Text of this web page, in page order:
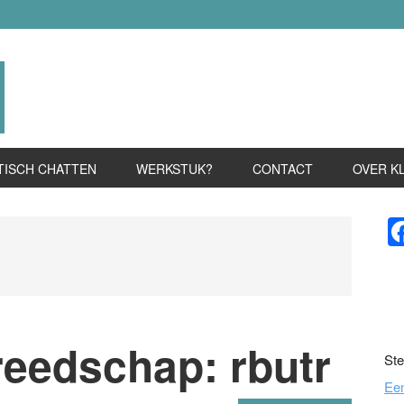
CHATTEN WERKSTUK? CONTACT OVER
rbutr